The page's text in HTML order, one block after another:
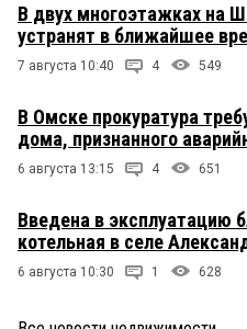
В двух многоэтажках на
устранят в ближайшее
7 августа 10:40 4 549
В Омске прокуратура
дома, признанного
6 августа 13:15 4 651
Введена в эксплуатацию
котельная в селе
6 августа 10:30 1 628